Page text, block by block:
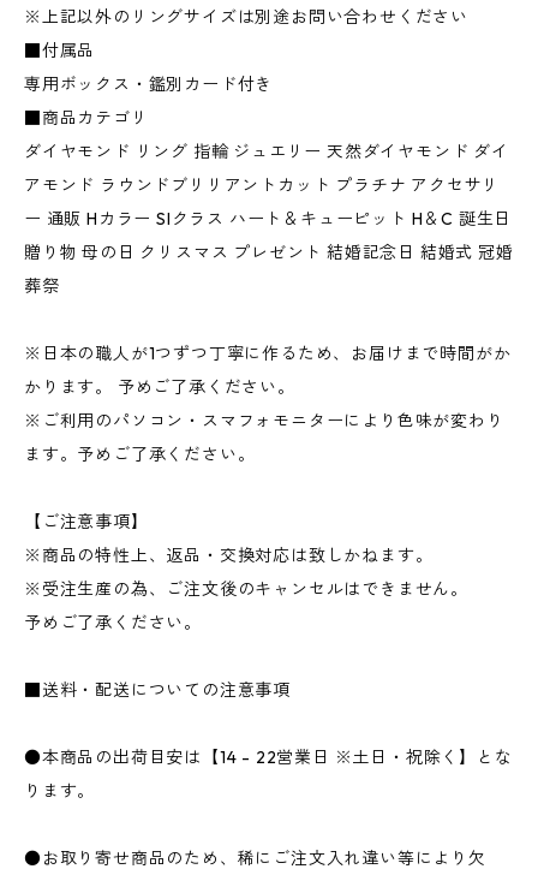
※上記以外のリングサイズは別途お問い合わせください
■付属品
専用ボックス・鑑別カード付き
■商品カテゴリ
ダイヤモンド リング 指輪 ジュエリー 天然ダイヤモンド ダイ
アモンド ラウンドブリリアントカット プラチナ アクセサリ
ー 通販 Hカラー SIクラス ハート＆キューピット H＆C 誕生日
贈り物 母の日 クリスマス プレゼント 結婚記念日 結婚式 冠婚
葬祭
※日本の職人が1つずつ丁寧に作るため、お届けまで時間がか
かります。 予めご了承ください。
※ご利用のパソコン・スマフォモニターにより色味が変わり
ます。予めご了承ください。
【ご注意事項】
※商品の特性上、返品・交換対応は致しかねます。
※受注生産の為、ご注文後のキャンセルはできません。
予めご了承ください。
■送料・配送についての注意事項
●本商品の出荷目安は【14 - 22営業日 ※土日・祝除く】とな
ります。
●お取り寄せ商品のため、稀にご注文入れ違い等により欠